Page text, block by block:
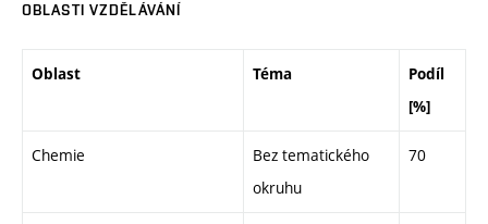
OBLASTI VZDĚLÁVÁNÍ
Oblast Téma
Podíl
[%]
Chemie
Bez tematického
okruhu
70